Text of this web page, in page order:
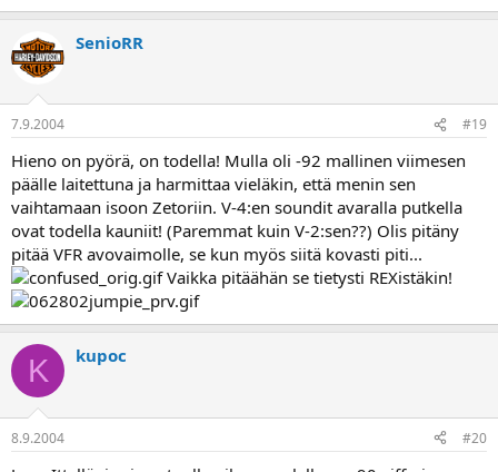
SenioRR
7.9.2004 #19
Hieno on pyörä, on todella! Mulla oli -92 mallinen viimesen
päälle laitettuna ja harmittaa vieläkin, että menin sen
vaihtamaan isoon Zetoriin. V-4:en soundit avaralla putkella
ovat todella kauniit! (Paremmat kuin V-2:sen??) Olis pitäny
pitää VFR avovaimolle, se kun myös siitä kovasti piti...
Vaikka pitäähän se tietysti REXistäkin!
K kupoc
8.9.2004 #20